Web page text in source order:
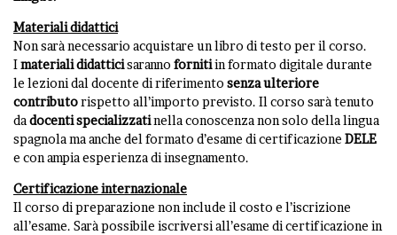
Materiali didattici
Non sarà necessario acquistare un libro di testo per il corso.
Imaterialididatticisaranno fornitiin formato digitale durante
le lezioni dal docente di riferimento senza ulteriore
contributorispetto all’importo previsto. Il corso sarà tenuto
dadocenti specializzatinella conoscenza non solo della lingua
spagnola ma anche del formato d’esame di certificazione DELE
e con ampia esperienza di insegnamento.
Certificazione internazionale
Il corso di preparazione non include il costo e l’iscrizione
all’esame. Sarà possibile iscriversi all’esame di certificazione in